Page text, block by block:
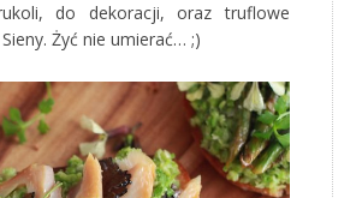
do dekoracji, oraz truflowe
Żyć nie umierać… ;)